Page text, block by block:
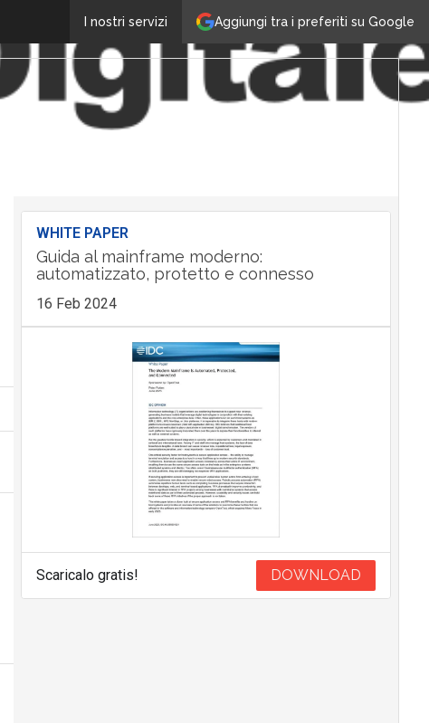
Aggiungi tra i preferiti su Google
I nostri servizi
WHITE PAPER
Guida al mainframe moderno:
automatizzato, protetto e connesso
16 Feb 2024
Scaricalo gratis! DOWNLOAD